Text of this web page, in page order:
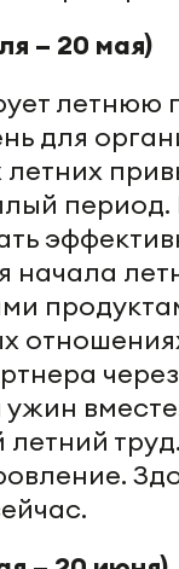
– 20 мая)
летнюю
для
начала